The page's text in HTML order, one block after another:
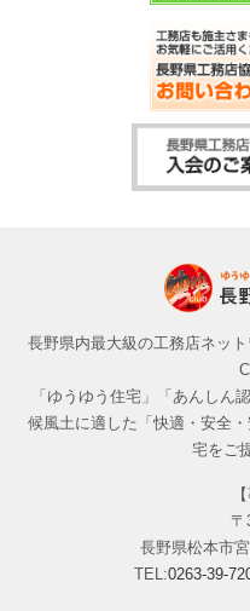
長野県内最大級の工務店ネッ
「ゆうゆう住宅」「あんしん
候風土に適した「快適・安全
宅をご
〒
長野県松本市
TEL:0263-39-